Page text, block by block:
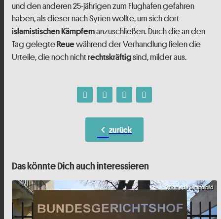
und den anderen 25-jährigen zum Flughafen gefahren
haben, als dieser nach Syrien wollte, um sich dort
islamistischen Kämpfernanzuschließen. Durch die an den
Tag gelegteReuewährend der Verhandlung fielen die
Urteile, die noch nichtrechtskräftigsind, milder aus.
chevron_left zurück
Das könnte Dich auch interessieren
Wikimedia Symbolbild